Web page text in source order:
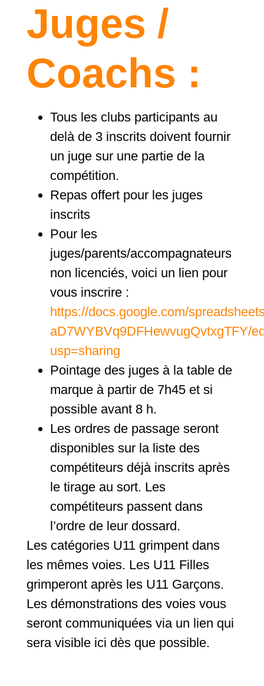
Juges /
Coachs :
Tous les clubs participants au
delà de 3 inscrits doivent fournir
un juge sur une partie de la
compétition.
Repas offert pour les juges
inscrits
Pour les
juges/parents/accompagnateurs
non licenciés, voici un lien pour
vous inscrire :
https://docs.google.com/
aD7WYBVq9DFHewvugQvtxgTFY/
usp=sharing
Pointage des juges à la table de
marque à partir de 7h45 et si
possible avant 8 h.
Les ordres de passage seront
disponibles sur la liste des
compétiteurs déjà inscrits après
le tirage au sort. Les
compétiteurs passent dans
l’ordre de leur dossard.
Les catégories U11 grimpent dans
les mêmes voies. Les U11 Filles
grimperont après les U11 Garçons.
Les démonstrations des voies vous
seront communiquées via un lien qui
sera visible ici dès que possible.